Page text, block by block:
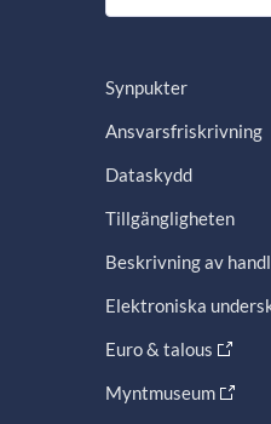
Synpukter
Ansvarsfriskrivning
Dataskydd
Tillgängligheten
Beskrivning av
Elektroniska
Euro & talous
Myntmuseum